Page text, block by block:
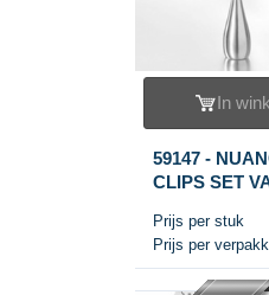
In
59147 -
CLIPS SET
Prijs per stuk
Prijs per